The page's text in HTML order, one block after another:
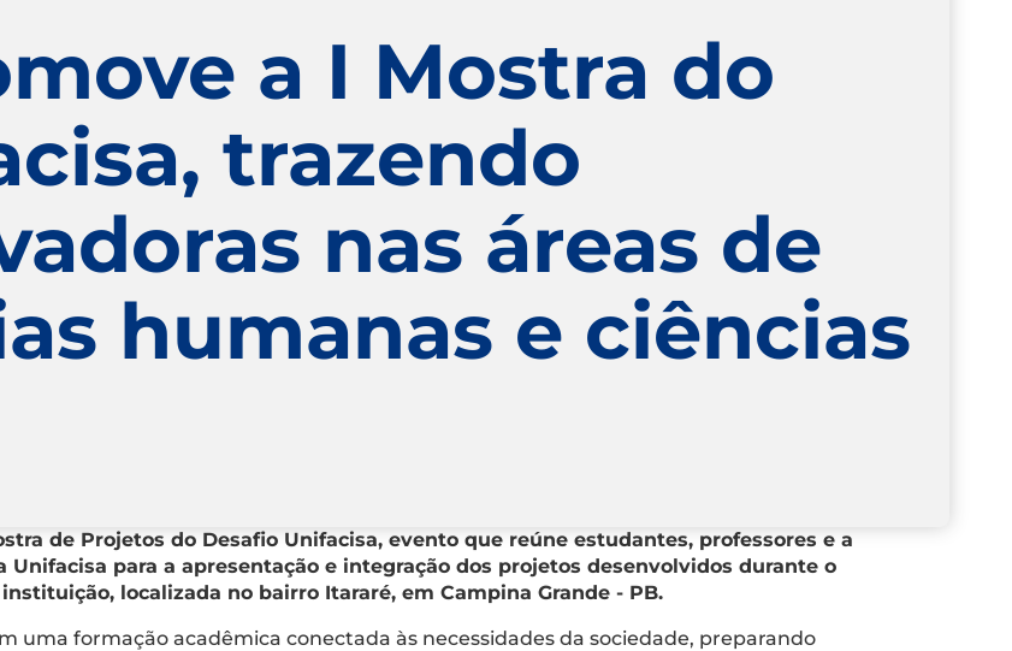
a I Mostra do
trazendo
nas áreas de
humanas e ciências
de Projetos do Desafio Unifacisa, evento que reúne estudantes, professores e a
para a apresentação e integração dos projetos desenvolvidos durante o
localizada no bairro Itararé, em Campina Grande - PB.
uma formação acadêmica conectada às necessidades da sociedade, preparando